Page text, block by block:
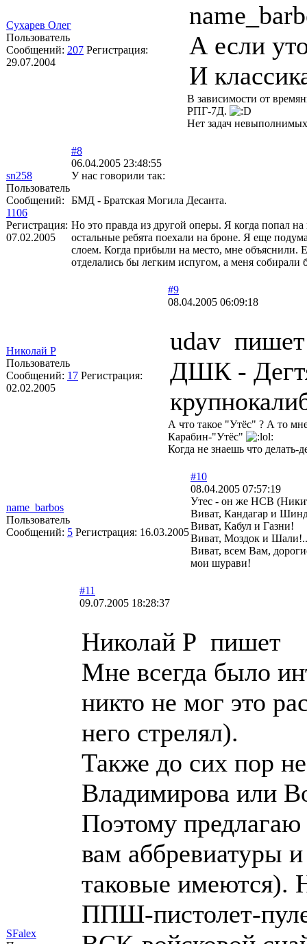
Сухарев Олег
Пользователь
Сообщений: 207 Регистрация:
29.07.2004
А если
И
В зависимости от
РПГ-7Д.
Нет задач
sn258
Пользователь
Сообщений:
1106
Регистрация:
07.02.2005
#8
06.04.2005 23:48:55
У нас говорили так:
БМД - Братская Могила Десанта.
Но это правда из другой оперы. Я когда попал
остальные ребята поехали на броне. Я еще
слоем. Когда прибыли на место, мне объяснили.
отделались бы легким испугом, а меня
Николай Р
Пользователь
Сообщений: 17 Регистрация:
02.02.2005
#9
08.04.2005 06:09:18
udav пишет
ДШК -
А что такое "Утёс" ? А то
Карабин-"Утёс"
Когда не знаешь что делать-
name_barbos
Пользователь
Сообщений: 5 Регистрация: 16.03.2005
#10
08.04.2005 07:57:19
Утес - он же НСВ
Виват, Кандагар и
Виват, Кабул и Газни!
Виват, Моздок и Шали!..
Виват, всем Вам,
мои шурави!
SFalex
#11
09.07.2005 18:28:37
Николай Р пишет
Мне всегда было
никто не мог это
него стрелял).
Также до сих пор
Владимирова или
Поэтому
вам аббревиатуры
таковые имеются).
ППШ-пистолет-